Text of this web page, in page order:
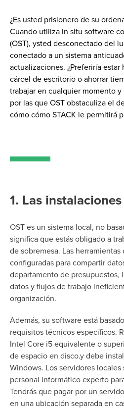
¿Es usted prisionero de su
Cuando utiliza in situ software
(OST), ysted desconectado del
conectado a un sistema
actualizaciones. ¿Preferiría
cárcel de escritorio o ahorrar
trabajar en cualquier momento y
por las que OST obstaculiza el
cómo cómo STACK le permitirá
1. Las
OST es un sistema local, no
significa que estás obligado a
de sobremesa. Las
configuradas para compartir
departamento de presupuestos,
datos y flujos de trabajo
organización.
Además, su software está
requisitos técnicos específicos.
Intel Core i5 equivalente o
de espacio en disco.y debe
Windows. Los servidores
personal informático experto
Tendrás que pagar por un
en una ubicación separada en